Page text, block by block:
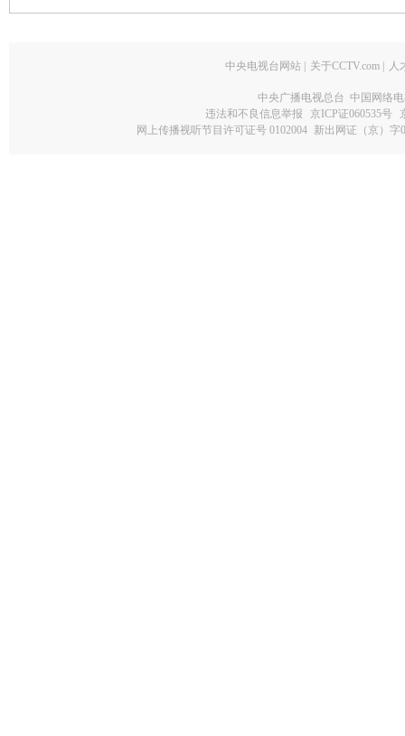
中央电视台网站 关于CCTV.com 人
中央广播电视总台 中国网络
违法和不良信息举报
京ICP证060535号
网上传播视听节目许可证号 0102004 新出网证（京）